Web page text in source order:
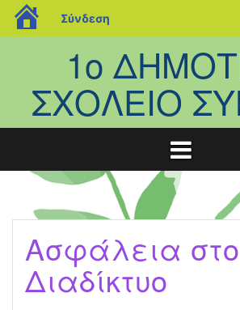
blogs.sch.gr
Σύνδεση
1ο
ΣΧΟΛΕΙΟ
Ασφάλεια στο
Διαδίκτυο